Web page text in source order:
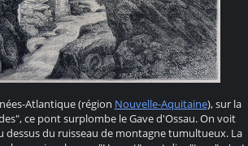
Atlantique (région Nouvelle-Aquitaine), sur la
ce pont surplombe le Gave d'Ossau. On voit
dessus du ruisseau de montagne tumultueux. La